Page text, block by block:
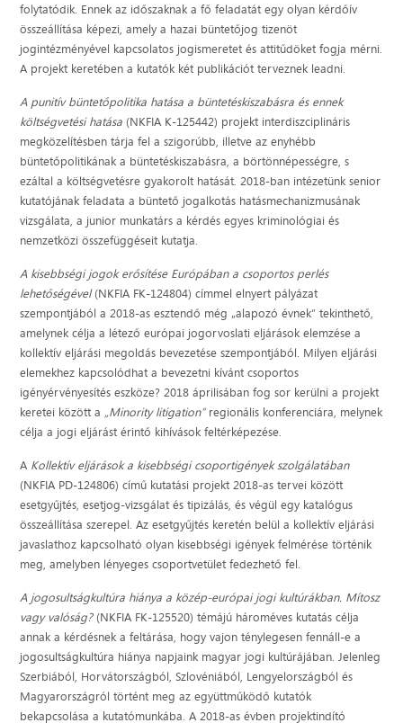
folytatódik. Ennek az időszaknak a fő feladatát egy olyan kérdőív
összeállítása képezi, amely a hazai büntetőjog tizenöt
jogintézményével kapcsolatos jogismeretet és attitűdöket fogja mérni.
A projekt keretében a kutatók két publikációt terveznek leadni.
A punitív büntetőpolitika hatása a büntetéskiszabásra és ennek
költségvetési hatása (NKFIA K-125442) projekt interdiszciplináris
megközelítésben tárja fel a szigorúbb, illetve az enyhébb
büntetőpolitikának a büntetéskiszabásra, a börtönnépességre, s
ezáltal a költségvetésre gyakorolt hatását. 2018-ban intézetünk senior
kutatójának feladata a büntető jogalkotás hatásmechanizmusának
vizsgálata, a junior munkatárs a kérdés egyes kriminológiai és
nemzetközi összefüggéseit kutatja.
A kisebbségi jogok erősítése Európában a csoportos perlés
lehetőségével(NKFIA FK-124804) címmel elnyert pályázat
szempontjából a 2018-as esztendő még „alapozó évnek” tekinthető,
amelynek célja a létező európai jogorvoslati eljárások elemzése a
kollektív eljárási megoldás bevezetése szempontjából. Milyen eljárási
elemekhez kapcsolódhat a bevezetni kívánt csoportos
igényérvényesítés eszköze? 2018 áprilisában fog sor kerülni a projekt
keretei között a „Minority litigation”regionális konferenciára, melynek
célja a jogi eljárást érintő kihívások feltérképezése.
A Kollektív eljárások a kisebbségi csoportigények szolgálatában
(NKFIA PD-124806) című kutatási projekt 2018-as tervei között
esetgyűjtés, esetjog-vizsgálat és tipizálás, és végül egy katalógus
összeállítása szerepel. Az esetgyűjtés keretén belül a kollektív eljárási
javaslathoz kapcsolható olyan kisebbségi igények felmérése történik
meg, amelyben lényeges csoportvetület fedezhető fel.
A jogosultságkultúra hiánya a közép-európai jogi kultúrákban. Mítosz
vagy valóság? (NKFIA FK-125520) témájú hároméves kutatás célja
annak a kérdésnek a feltárása, hogy vajon ténylegesen fennáll-e a
jogosultságkultúra hiánya napjaink magyar jogi kultúrájában. Jelenleg
Szerbiából, Horvátországból, Szlovéniából, Lengyelországból és
Magyarországról történt meg az együttműködő kutatók
bekapcsolása a kutatómunkába. A 2018-as évben projektindító